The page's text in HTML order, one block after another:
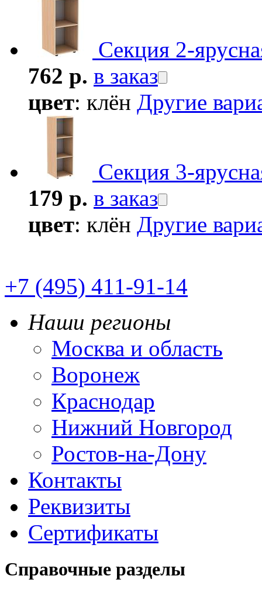
Секция 2-
762 р. в заказ
цвет: клён Другие
Секция 3-
179 р. в заказ
цвет: клён Другие
+7 (495) 411-91-14
Наши регионы
Москва и область
Воронеж
Краснодар
Нижний Новгород
Ростов-на-Дону
Контакты
Реквизиты
Сертификаты
Справочные разделы